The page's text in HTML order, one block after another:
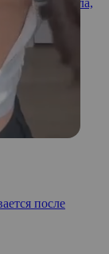
после